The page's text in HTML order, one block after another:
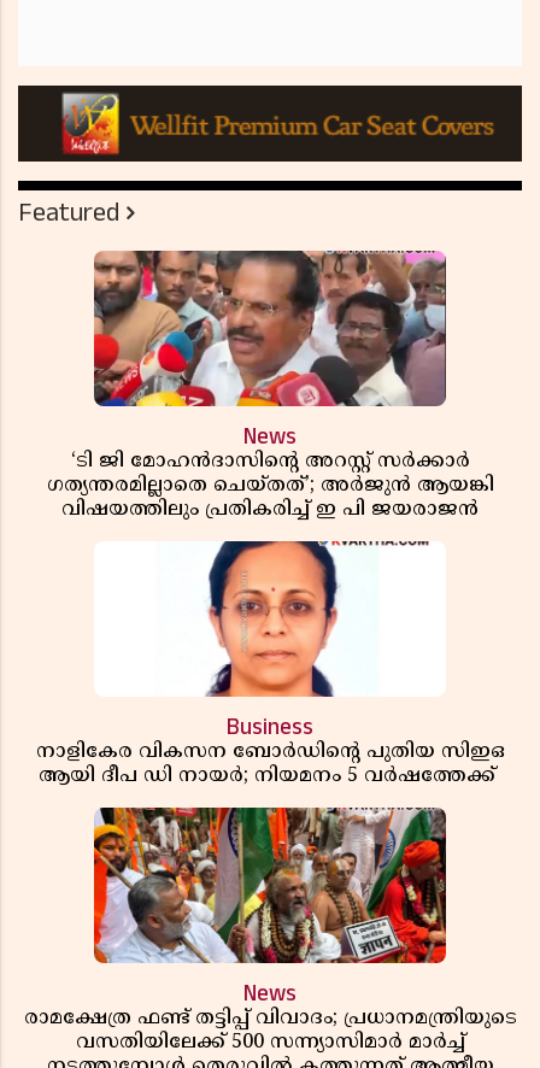
Featured
News
‘ടി ജി മോഹൻദാസിൻ്റെ അറസ്റ്റ് സർക്കാർ
ഗത്യന്തരമില്ലാതെ ചെയ്തത്’; അർജുൻ ആയങ്കി
വിഷയത്തിലും പ്രതികരിച്ച് ഇ പി ജയരാജൻ
Business
നാളികേര വികസന ബോർഡിൻ്റെ പുതിയ സിഇഒ
ആയി ദീപ ഡി നായർ; നിയമനം 5 വർഷത്തേക്ക് ​​​​​​​
News
രാമക്ഷേത്ര ഫണ്ട് തട്ടിപ്പ് വിവാദം; പ്രധാനമന്ത്രിയുടെ
വസതിയിലേക്ക് 500 സന്ന്യാസിമാർ മാർച്ച്